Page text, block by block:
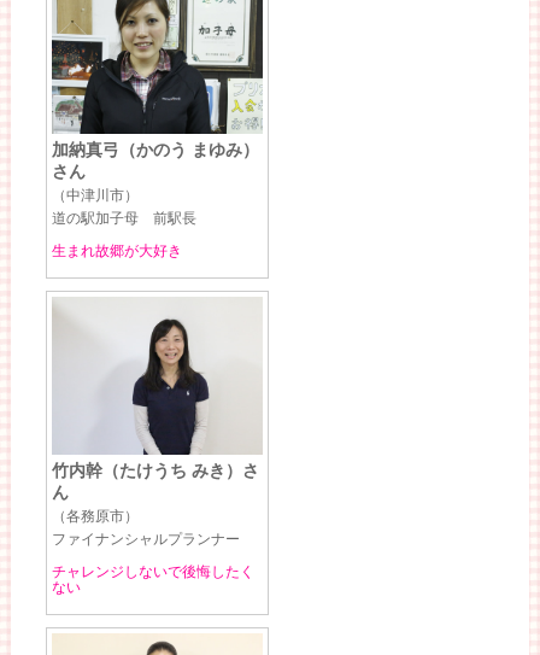
加納真弓（かのう まゆみ）
さん
（中津川市）
道の駅加子母 前駅長
生まれ故郷が大好き
竹内幹（たけうち みき）さ
ん
（各務原市）
ファイナンシャルプランナー
チャレンジしないで後悔したく
ない